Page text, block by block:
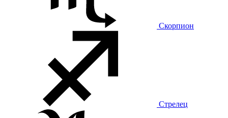
Скорпион
Стрелец